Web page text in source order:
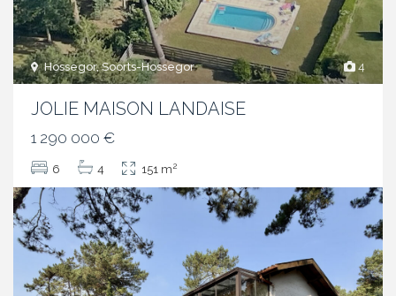
4
Hossegor, Soorts-Hossegor
JOLIE MAISON LANDAISE
1 290 000 €
6 4 151 m2